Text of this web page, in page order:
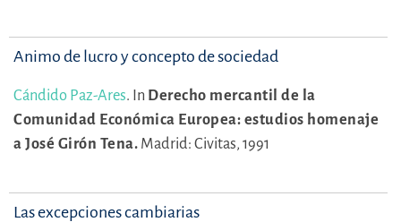
Animo de lucro y concepto de sociedad
Cándido Paz-Ares. In Derecho mercantil de la
Comunidad Económica Europea: estudios homenaje
a José Girón Tena. Madrid: Civitas, 1991
Las excepciones cambiarias